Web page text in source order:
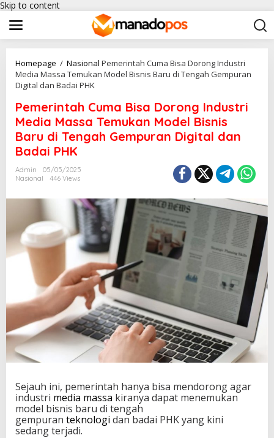
Skip to content
Homepage / Nasional Pemerintah Cuma Bisa Dorong Industri
Media Massa Temukan Model Bisnis Baru di Tengah Gempuran
Digital dan Badai PHK
Pemerintah Cuma Bisa Dorong Industri
Media Massa Temukan Model Bisnis
Baru di Tengah Gempuran Digital dan
Badai PHK
Admin
05/05/2025
Nasional
446 Views
Sejauh ini, pemerintah hanya bisa mendorong agar
industri media massa kiranya dapat menemukan
model bisnis baru di tengah
gempuran teknologi dan badai PHK yang kini
sedang terjadi.